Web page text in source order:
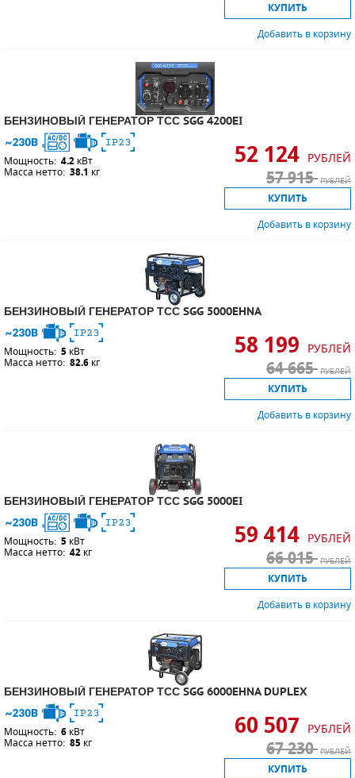
КУПИТЬ
Добавить в корзину
БЕНЗИНОВЫЙ ГЕНЕРАТОР ТСС SGG 4200EI
Мощность: 4.2 кВт
Масса нетто: 38.1 кг
52 124 РУБЛЕЙ
57 915 РУБЛЕЙ
КУПИТЬ
Добавить в корзину
БЕНЗИНОВЫЙ ГЕНЕРАТОР ТСС SGG 5000EHNA
Мощность: 5 кВт
Масса нетто: 82.6 кг
58 199 РУБЛЕЙ
64 665 РУБЛЕЙ
КУПИТЬ
Добавить в корзину
БЕНЗИНОВЫЙ ГЕНЕРАТОР ТСС SGG 5000EI
Мощность: 5 кВт
Масса нетто: 42 кг
59 414 РУБЛЕЙ
66 015 РУБЛЕЙ
КУПИТЬ
Добавить в корзину
БЕНЗИНОВЫЙ ГЕНЕРАТОР ТСС SGG 6000EHNA DUPLEX
Мощность: 6 кВт
Масса нетто: 85 кг
60 507 РУБЛЕЙ
67 230 РУБЛЕЙ
КУПИТЬ